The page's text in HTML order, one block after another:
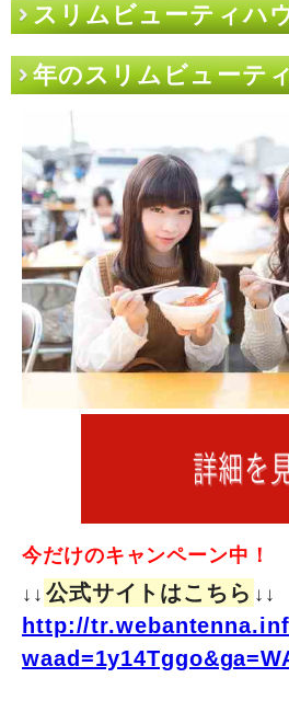
スリムビューティハ
年のスリムビューテ
今だけのキャンペーン中！
↓↓ 公式サイトはこちら ↓↓
http://